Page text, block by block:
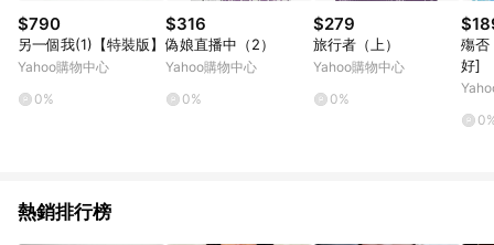
$790
另一個我(1)【特裝版】
Yahoo購物中心
0%
$316
偽娘直播中（2）
Yahoo購物中心
0%
$279
旅行者（上）
Yahoo購物中心
0%
殤否
好]
熱銷排行榜